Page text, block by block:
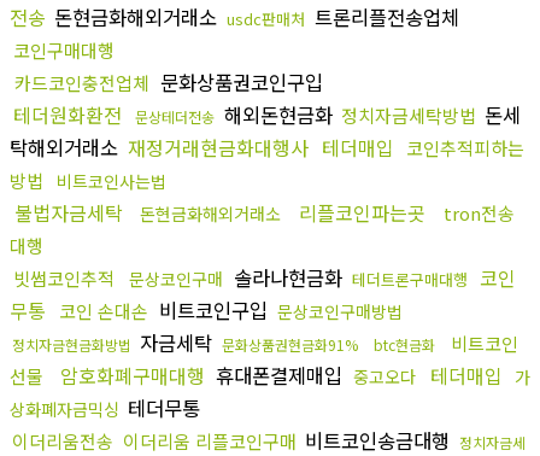
전송 돈현금화해외거래소 usdc판매처 트론리플전송업체
코인구매대행
카드코인충전업체 문화상품권코인구입
테더원화환전
문상테더전송 해외돈현금화 정치자금세탁방법 돈세
탁해외거래소 재정거래현금화대행사 테더매입
코인추적피하는
방법
비트코인사는법
불법자금세탁 돈현금화해외거래소 리플코인파는곳
tron전송
대행
빗썸코인추적
문상코인구매 솔라나현금화 테더트론구매대행 코인
무통
코인 손대손 비트코인구입 문상코인구매방법
정치자금현금화방법 자금세탁 문화상품권현금화91% btc현금화
비트코인
선물
암호화폐구매대행 휴대폰결제매입 중고오다 테더매입
가
상화폐자금믹싱 테더무통
이더리움전송 이더리움 리플코인구매 비트코인송금대행 정치자금세